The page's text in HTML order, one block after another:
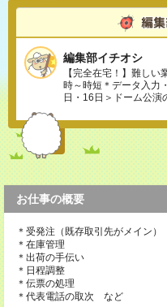
編集部イチオシ
【完全在宅！】難し
時～時短＊データ入力
日・16日＞ドーム公演
お仕事の概要
＊受発注（既存取引先がメイン）
＊在庫管理
＊出荷の手伝い
＊日程調整
＊伝票の処理
＊代表電話の取次 など